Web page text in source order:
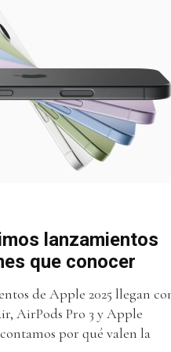
lanzamientos
que conocer
de Apple 2025 llegan
AirPods Pro 3 y Apple
por qué valen la